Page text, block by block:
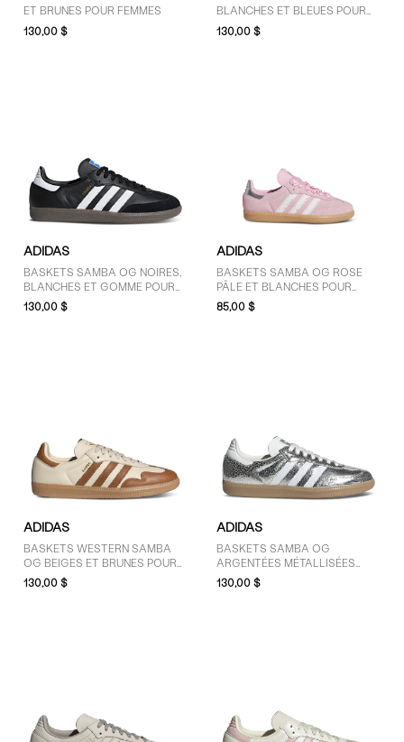
ET BRUNES POUR FEMMES
130,00 $
BLANCHES ET BLEUES POUR
HOMMES
130,00 $
ADIDAS
BASKETS SAMBA OG NOIRES,
BLANCHES ET GOMME POUR
FEMMES
130,00 $
ADIDAS
BASKETS SAMBA OG ROSE
PÂLE ET BLANCHES POUR
JEUNES ENFANTS
85,00 $
ADIDAS
BASKETS WESTERN SAMBA
OG BEIGES ET BRUNES POUR
FEMMES
130,00 $
ADIDAS
BASKETS SAMBA OG
ARGENTÉES MÉTALLISÉES
POUR FEMMES
130,00 $